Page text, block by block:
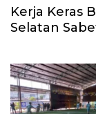
Kerja Keras
Selatan